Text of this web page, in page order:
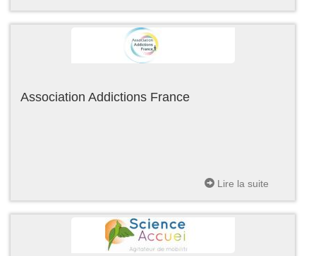
Association Addictions France
Lire la suite